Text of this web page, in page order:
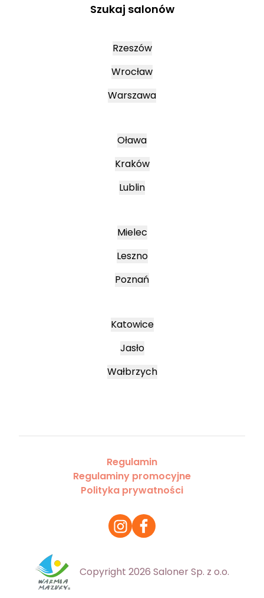
Szukaj salonów
Rzeszów
Wrocław
Warszawa
Oława
Kraków
Lublin
Mielec
Leszno
Poznań
Katowice
Jasło
Wałbrzych
Regulamin
Regulaminy promocyjne
Polityka prywatności
Copyright 2026 Saloner Sp. z o.o.